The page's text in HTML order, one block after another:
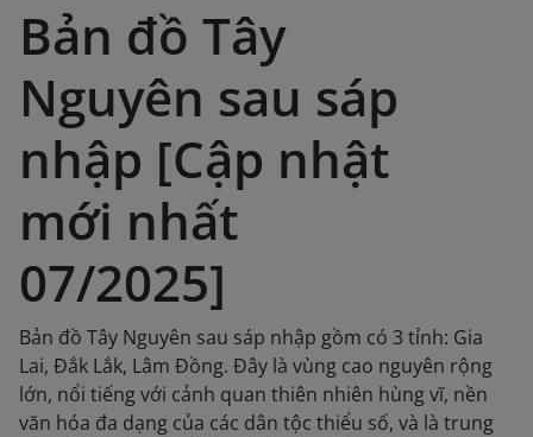
Bản đồ Tây
Nguyên sau sáp
nhập [Cập nhật
mới nhất
07/2025]
Bản đồ Tây Nguyên sau sáp nhập gồm có 3 tỉnh: Gia
Lai, Đắk Lắk, Lâm Đồng. Đây là vùng cao nguyên rộng
lớn, nổi tiếng với cảnh quan thiên nhiên hùng vĩ, nền
văn hóa đa dạng của các dân tộc thiểu số, và là trung